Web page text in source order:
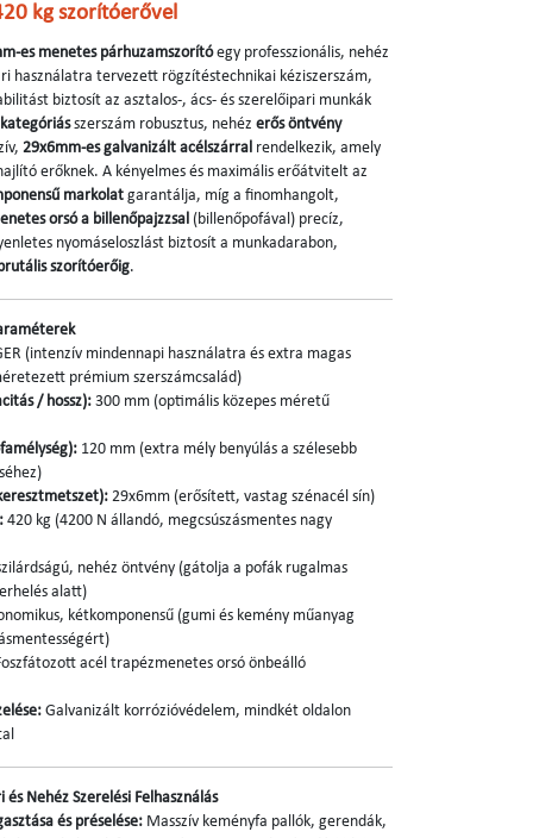
kg szorítóerővel
es menetes párhuzamszorítóegy professzionális, nehéz
használatra tervezett rögzítéstechnikai kéziszerszám,
biztosít az asztalos-, ács- és szerelőipari munkák
szerszám robusztus, nehéz erős öntvény
29x6mm-es galvanizált acélszárral rendelkezik, amely
erőknek. A kényelmes és maximális erőátvitelt az
markolat garantálja, míg a finomhangolt,
orsó a billenőpajzzsal (billenőpofával) precíz,
nyomáseloszlást biztosít a munkadarabon,
szorítóerőig.
(intenzív mindennapi használatra és extra magas
prémium szerszámcsalád)
/ hossz): 300 mm (optimális közepes méretű
120 mm (extra mély benyúlás a szélesebb
29x6mm (erősített, vastag szénacél sín)
420 kg (4200 N állandó, megcsúszásmentes nagy
nehéz öntvény (gátolja a pofák rugalmas
alatt)
kétkomponensű (gumi és kemény műanyag
acél trapézmenetes orsó önbeálló
Galvanizált korrózióvédelem, mindkét oldalon
Nehéz Szerelési Felhasználás
és préselése: Masszív keményfa pallók, gerendák,